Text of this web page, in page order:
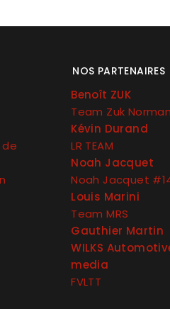
NOS PARTENAIRES
Benoît ZUK
Team Zuk
Kévin Durand
LR TEAM
Noah Jacquet
Noah Jacquet
Louis Marini
Team MRS
Gauthier Martin
WILKS
media
FVLTT